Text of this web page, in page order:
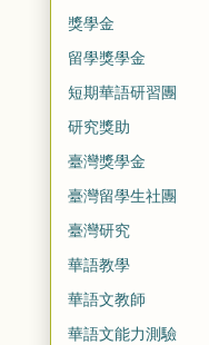
獎學金
留學獎學金
短期華語研習團
研究獎助
臺灣獎學金
臺灣留學生社團
臺灣研究
華語教學
華語文教師
華語文能力測驗